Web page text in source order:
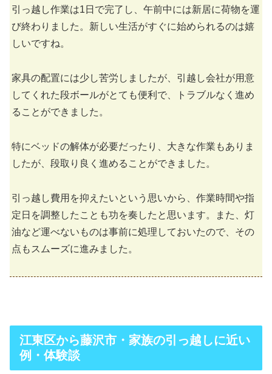
引っ越し作業は1日で完了し、午前中には新居に荷物を運
び終わりました。新しい生活がすぐに始められるのは嬉
しいですね。
家具の配置には少し苦労しましたが、引越し会社が用意
してくれた段ボールがとても便利で、トラブルなく進め
ることができました。
特にベッドの解体が必要だったり、大きな作業もありま
したが、段取り良く進めることができました。
引っ越し費用を抑えたいという思いから、作業時間や指
定日を調整したことも功を奏したと思います。また、灯
油など運べないものは事前に処理しておいたので、その
点もスムーズに進みました。
江東区から藤沢市・家族の引っ越しに近い
例・体験談